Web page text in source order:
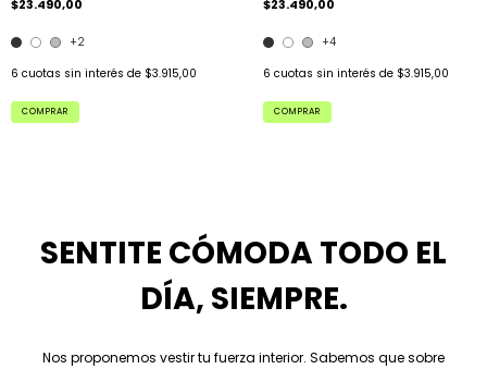
$23.490,00
+2
6 cuotas sin interés de $3.915,00
COMPRAR
$23.490,00
+4
6 cuotas sin interés de $3.915,00
COMPRAR
SENTITE CÓMODA TODO EL
DÍA, SIEMPRE.
Nos proponemos vestir tu fuerza interior. Sabemos que sobre